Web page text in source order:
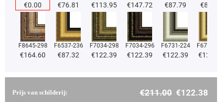
€0.00 €76.81 €113.95 €147.72 €87.79 €87.79
F8645-298
€164.60
F6537-236
€87.32
F7034-298
€122.39
F7034-296
€122.39
F6731-224
€122.39
F6731-
€
Prijs van schilderij: €211.00 €122.38